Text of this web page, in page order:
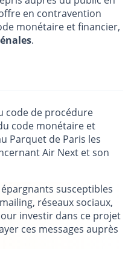
en contravention
monétaire et financier,
.
code de procédure
code monétaire et
Parquet de Paris les
Air Next et son
épargnants susceptibles
réseaux sociaux,
investir dans ce projet
ces messages auprès